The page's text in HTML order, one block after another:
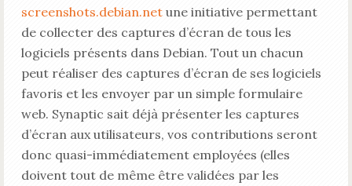
screenshots.debian.netune initiative permettant
de collecter des captures d’écran de tous les
logiciels présents dans Debian. Tout un chacun
peut réaliser des captures d’écran de ses logiciels
favoris et les envoyer par un simple formulaire
web. Synaptic sait déjà présenter les captures
d’écran aux utilisateurs, vos contributions seront
donc quasi-immédiatement employées (elles
doivent tout de même être validées par les